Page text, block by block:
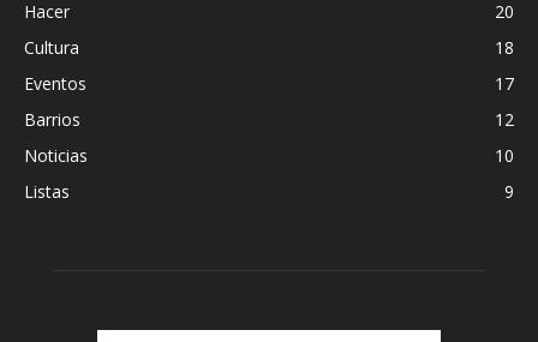
Hacer
20
Cultura
18
Eventos
17
Barrios
12
Noticias
10
Listas
9